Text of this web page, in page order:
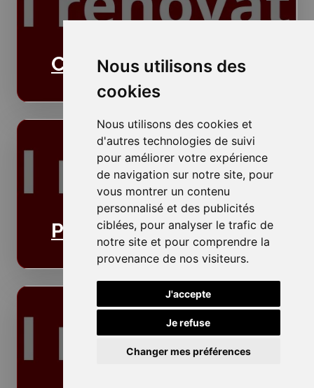
Nous utilisons des
cookies
Nous utilisons des cookies et
d'autres technologies de suivi
pour améliorer votre expérience
de navigation sur notre site, pour
vous montrer un contenu
personnalisé et des publicités
ciblées, pour analyser le trafic de
notre site et pour comprendre la
provenance de nos visiteurs.
J'accepte
Je refuse
Changer mes préférences
Cloisons
Plafonds